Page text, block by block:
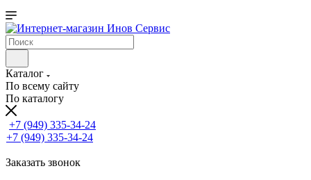
Каталог
По всему сайту
По каталогу
+7 (949) 335-34-24
+7 (949) 335-34-24
Заказать звонок